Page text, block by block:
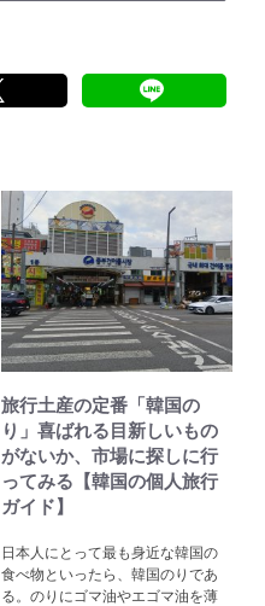
旅行土産の定番「韓国の
り」喜ばれる目新しいもの
がないか、市場に探しに行
ってみる【韓国の個人旅行
ガイド】
日本人にとって最も身近な韓国の
食べ物といったら、韓国のりであ
る。のりにゴマ油やエゴマ油を薄